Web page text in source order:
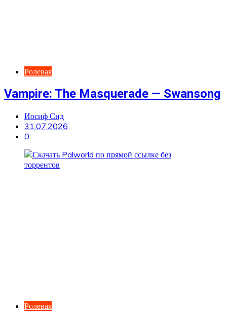
Ролевая
Vampire: The Masquerade — Swansong
Иосиф Сид
31.07.2026
0
Ролевая